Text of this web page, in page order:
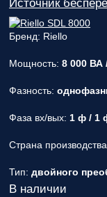
Источник
Бренд: Riello
Мощность: 8 000 ВА
Фазность:
Фаза вх/вых: 1 ф / 1
Страна
Тип: двойного
В наличии